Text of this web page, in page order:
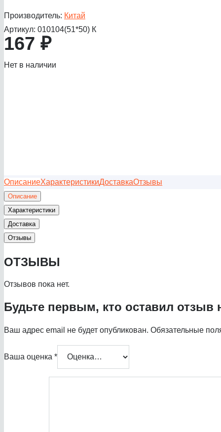
Производитель: Китай
Артикул: 010104(51*50) К
167 ₽
Нет в наличии
ОписаниеХарактеристикиДоставкаОтзывы
Описание
Характеристики
Доставка
Отзывы
ОТЗЫВЫ
Отзывов пока нет.
Будьте первым, кто оставил отзыв
Ваш адрес email не будет опубликован. Обязательные
Ваша оценка *